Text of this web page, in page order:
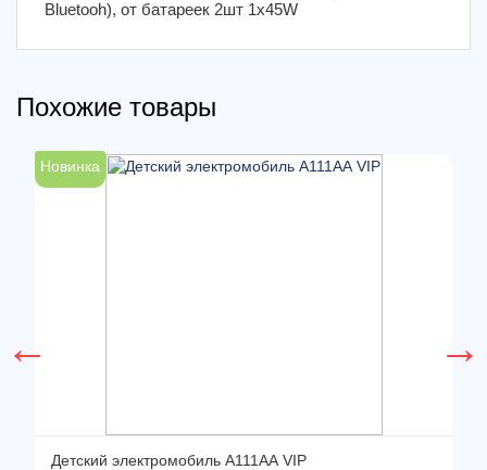
Bluetooh), от батареек 2шт 1х45W
Похожие товары
Новинка
Детский электромобиль А111АА VIP